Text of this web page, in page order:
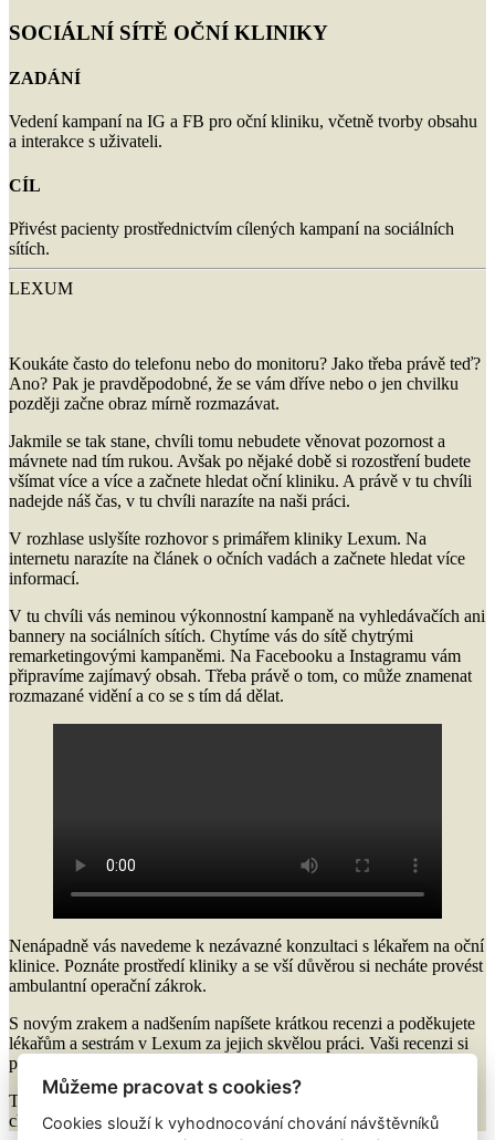
SOCIÁLNÍ SÍTĚ OČNÍ KLINIKY
ZADÁNÍ
Vedení kampaní na IG a FB pro oční kliniku, včetně tvorby obsahu
a interakce s uživateli.
CÍL
Přivést pacienty prostřednictvím cílených kampaní na sociálních
sítích.
LEXUM
Koukáte často do telefonu nebo do monitoru? Jako třeba právě teď?
Ano? Pak je pravděpodobné, že se vám dříve nebo o jen chvilku
později začne obraz mírně rozmazávat.
Jakmile se tak stane, chvíli tomu nebudete věnovat pozornost a
mávnete nad tím rukou. Avšak po nějaké době si rozostření budete
všímat více a více a začnete hledat oční kliniku. A právě v tu chvíli
nadejde náš čas, v tu chvíli narazíte na naši práci.
V rozhlase uslyšíte rozhovor s primářem kliniky Lexum. Na
internetu narazíte na článek o očních vadách a začnete hledat více
informací.
V tu chvíli vás neminou výkonnostní kampaně na vyhledávačích ani
bannery na sociálních sítích. Chytíme vás do sítě chytrými
remarketingovými kampaněmi. Na Facebooku a Instagramu vám
připravíme zajímavý obsah. Třeba právě o tom, co může znamenat
rozmazané vidění a co se s tím dá dělat.
Nenápadně vás navedeme k nezávazné konzultaci s lékařem na oční
klinice. Poznáte prostředí kliniky a se vší důvěrou si necháte provést
ambulantní operační zákrok.
S novým zrakem a nadšením napíšete krátkou recenzi a poděkujete
lékařům a sestrám v Lexum za jejich skvělou práci. Vaši recenzi si
pak přečtete u nás na facebooku nebo instagramu.
To jsou služby naší PR a digitální agentury. Dejte vědět, pokud
chcete podobně chytré a funkční komunikační kampaně.
Můžeme pracovat s cookies?
Cookies slouží k vyhodnocování chování návštěvníků